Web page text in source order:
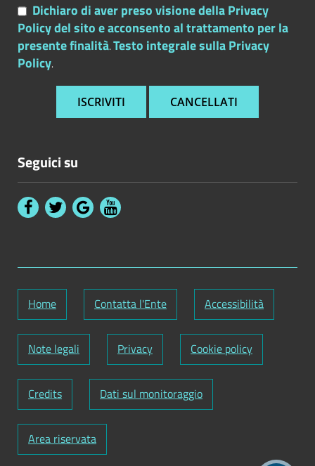
Dichiaro di aver preso visione della Privacy
Policy del sito e acconsento al trattamento per la
presente finalità.Testo integrale sulla Privacy
Policy.
Seguici su
Home Contatta l'Ente Accessibilità
Note legali Privacy Cookie policy
Credits Dati sul monitoraggio
Area riservata